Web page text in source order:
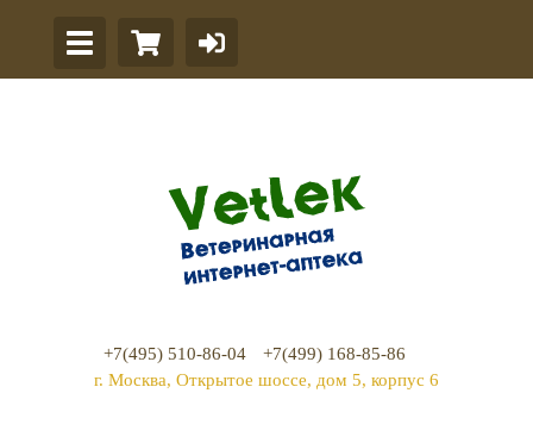
+7(495) 510-86-04
+7(499) 168-85-86
г. Москва, Открытое шоссе, дом 5, корпус 6